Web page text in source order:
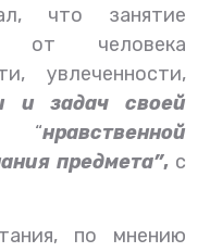
что занятие
от человека
увлеченности,
и задач своей
“нравственной
предмета”, с
по мнению